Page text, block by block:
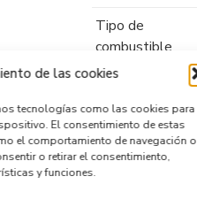
de las cookies
tecnologías como las cookies para
El consentimiento de estas
el comportamiento de navegación o
o retirar el consentimiento,
y funciones.
Tipo de
combustible
Código motor
Código cambio